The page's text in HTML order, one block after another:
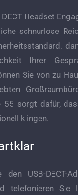
Headset
schnurlose
Ihrer
Sie von zu
55 sorgt dafür,
klingen.
den USB-DECT-
telefonieren Sie